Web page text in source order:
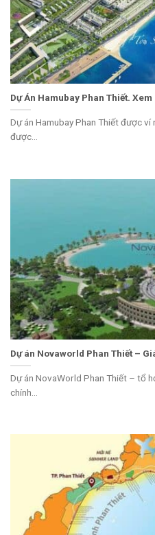
Dự Án Hamubay Phan Thiết.
Dự án Hamubay Phan Thiết được
được...
Dự án Novaworld Phan Thiết –
Dự án NovaWorld Phan Thiết – tổ
chính...